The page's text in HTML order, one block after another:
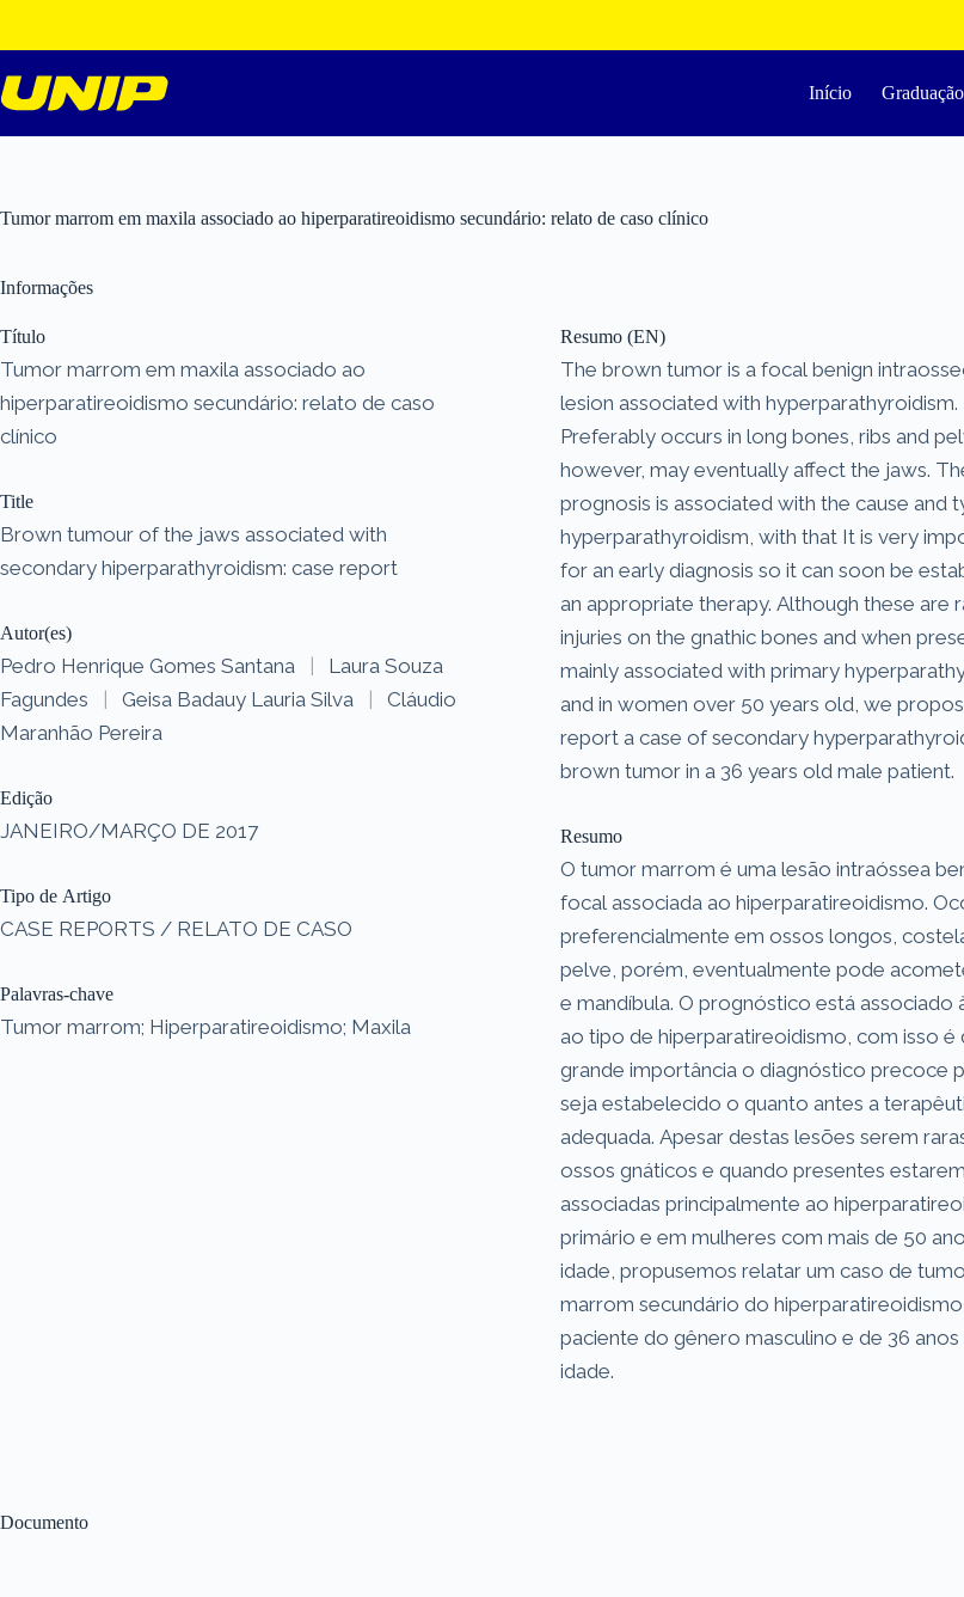
o
conteúdo
Início Graduação
Tumor marrom em maxila associado ao hiperparatireoidismo secundário: relato de caso clínico
Documento
Informações
Título
Tumor marrom em maxila associado ao
hiperparatireoidismo secundário: relato de caso
clínico
Title
Brown tumour of the jaws associated with
secondary hiperparathyroidism: case report
Autor(es)
Pedro Henrique Gomes Santana |
Laura Souza
Fagundes
| Geisa Badauy Lauria Silva |
Cláudio
Maranhão Pereira
Edição
JANEIRO/MARÇO DE 2017
Tipo de Artigo
CASE REPORTS / RELATO DE CASO
Palavras-chave
Tumor marrom; Hiperparatireoidismo; Maxila
Resumo (EN)
The brown tumor is a focal benign
lesion associated with hyperparathyroidism.
Preferably occurs in long bones, ribs and
however, may eventually affect the jaws.
prognosis is associated with the cause and
hyperparathyroidism, with that It is very
for an early diagnosis so it can soon be
an appropriate therapy. Although these are
injuries on the gnathic bones and when
mainly associated with primary
and in women over 50 years old, we
report a case of secondary
brown tumor in a 36 years old male patient.
Resumo
O tumor marrom é uma lesão intraóssea
focal associada ao hiperparatireoidismo.
preferencialmente em ossos longos,
pelve, porém, eventualmente pode
e mandíbula. O prognóstico está associado
ao tipo de hiperparatireoidismo, com isso é
grande importância o diagnóstico precoce
seja estabelecido o quanto antes a
adequada. Apesar destas lesões serem
ossos gnáticos e quando presentes estarem
associadas principalmente ao
primário e em mulheres com mais de 50
idade, propusemos relatar um caso de
marrom secundário do
paciente do gênero masculino e de 36 anos
idade.